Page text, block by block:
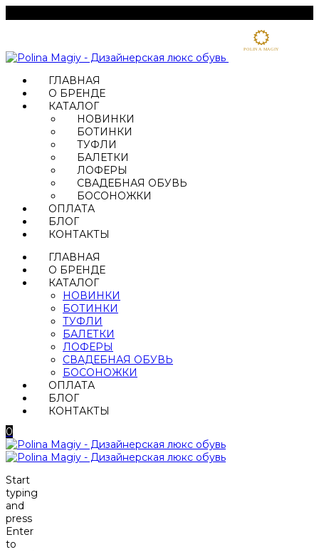
ГЛАВНАЯ
О БРЕНДЕ
КАТАЛОГ
НОВИНКИ
БОТИНКИ
ТУФЛИ
БАЛЕТКИ
ЛОФЕРЫ
СВАДЕБНАЯ ОБУВЬ
БОСОНОЖКИ
ОПЛАТА
БЛОГ
КОНТАКТЫ
ГЛАВНАЯ
О БРЕНДЕ
КАТАЛОГ
НОВИНКИ
БОТИНКИ
ТУФЛИ
БАЛЕТКИ
ЛОФЕРЫ
СВАДЕБНАЯ ОБУВЬ
БОСОНОЖКИ
ОПЛАТА
БЛОГ
КОНТАКТЫ
0
Start
typing
and
press
Enter
to